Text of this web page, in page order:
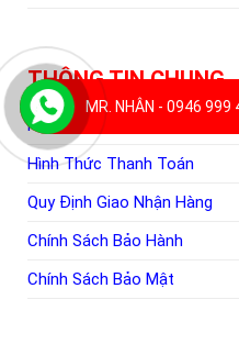
THÔNG TIN CHUNG
Hướng Dẫn Mua Hàng
Hình Thức Thanh Toán
Quy Định Giao Nhận Hàng
Chính Sách Bảo Hành
Chính Sách Bảo Mật
MR. NHÂN - 0946 999